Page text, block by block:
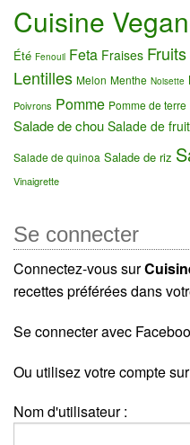
Cuisine
Été Fenouil Feta Fraises Fruits
Lentilles Melon Menthe Noisette
Poivrons Pomme Pomme de terre
Salade de chou Salade de
Salade de quinoa Salade de riz
Vinaigrette
Se connecter
Connectez-vous sur
recettes préférées dans
Se connecter avec
Ou utilisez votre compte
Nom d'utilisateur :